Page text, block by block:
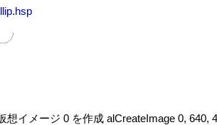
想イメージ 0 を作成 alCreateImage 0, 640,